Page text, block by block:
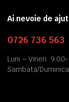
Ai nevoie de
0726 736 563
Luni – Vineri:
Sambata/